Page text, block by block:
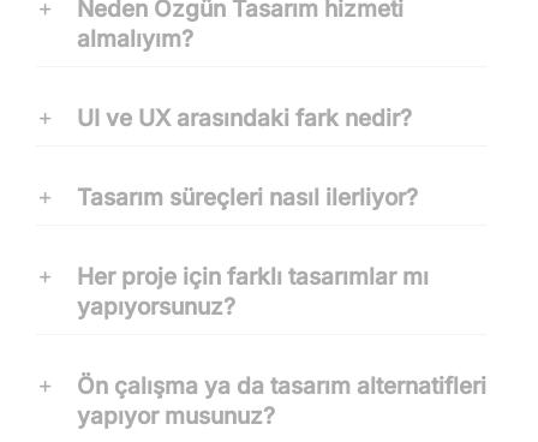
Neden Özgün Tasarım hizmeti
almalıyım?
UI ve UX arasındaki fark nedir?
Tasarım süreçleri nasıl ilerliyor?
Her proje için farklı tasarımlar mı
yapıyorsunuz?
Ön çalışma ya da tasarım alternatifleri
yapıyor musunuz?